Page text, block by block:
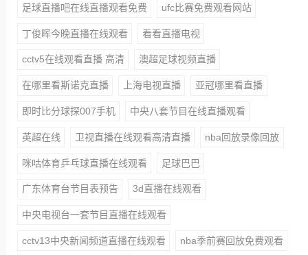
足球直播吧在线直播观看免费 ufc比赛免费观看网站
丁俊晖今晚直播在线观看 看看直播电视
cctv5在线观看直播 高清 澳超足球视频直播
在哪里看斯诺克直播 上海电视直播 亚冠哪里看直播
即时比分球探007手机 中央八套节目在线直播观看
英超在线 卫视直播在线观看高清直播 nba回放录像回放
咪咕体育乒乓球直播在线观看 足球巴巴
广东体育台节目表预告 3d直播在线观看
中央电视台一套节目直播在线观看
cctv13中央新闻频道直播在线观看 nba季前赛回放免费观看